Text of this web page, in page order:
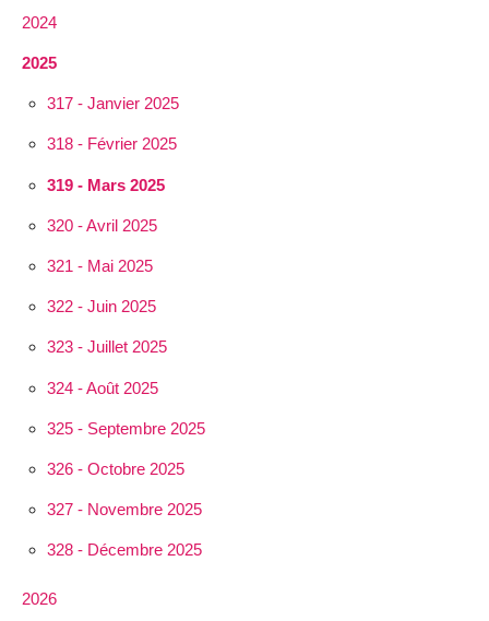
2024
2025
317 - Janvier 2025
318 - Février 2025
319 - Mars 2025
320 - Avril 2025
321 - Mai 2025
322 - Juin 2025
323 - Juillet 2025
324 - Août 2025
325 - Septembre 2025
326 - Octobre 2025
327 - Novembre 2025
328 - Décembre 2025
2026